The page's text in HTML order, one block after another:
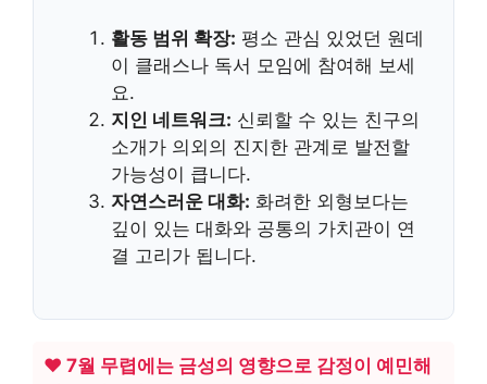
활동 범위 확장: 평소 관심 있었던 원데
이 클래스나 독서 모임에 참여해 보세
요.
지인 네트워크: 신뢰할 수 있는 친구의
소개가 의외의 진지한 관계로 발전할
가능성이 큽니다.
자연스러운 대화: 화려한 외형보다는
깊이 있는 대화와 공통의 가치관이 연
결 고리가 됩니다.
❤️ 7월 무렵에는 금성의 영향으로 감정이 예민해